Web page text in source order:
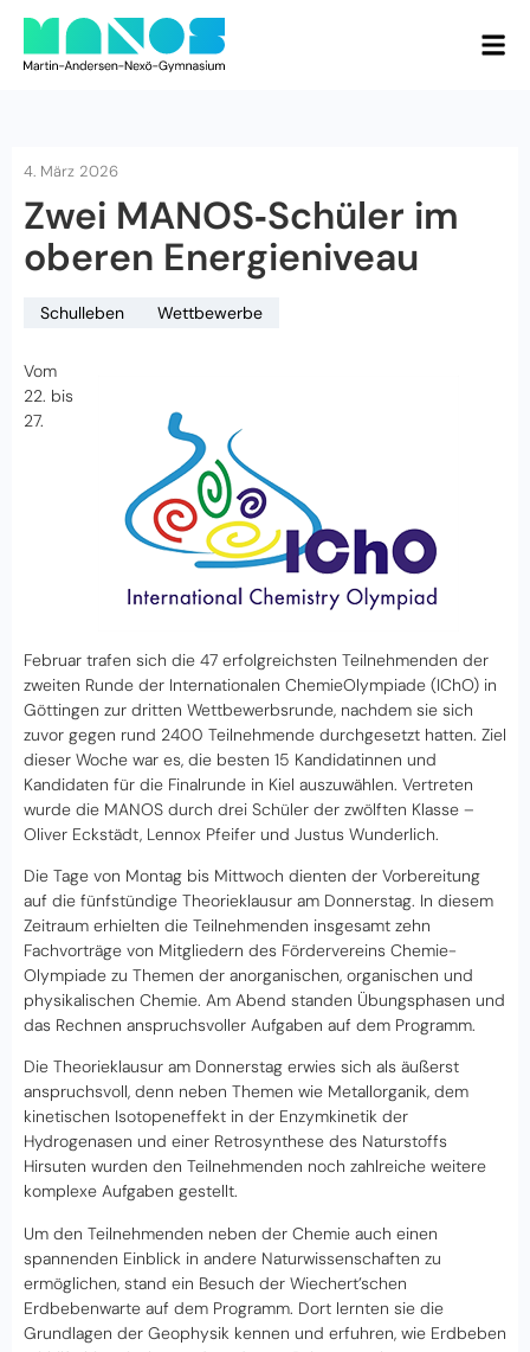
4. März 2026
Zwei MANOS‑Schüler im
oberen Energieniveau
Schulleben Wettbewerbe
Vom
22. bis
27.
Februar trafen sich die 47 erfolgreichsten Teilnehmenden der
zweiten Runde der Internationalen ChemieOlympiade (IChO) in
Göttingen zur dritten Wettbewerbsrunde, nachdem sie sich
zuvor gegen rund 2400 Teilnehmende durchgesetzt hatten. Ziel
dieser Woche war es, die besten 15 Kandidatinnen und
Kandidaten für die Finalrunde in Kiel auszuwählen. Vertreten
wurde die MANOS durch drei Schüler der zwölften Klasse –
Oliver Eckstädt, Lennox Pfeifer und Justus Wunderlich.
Die Tage von Montag bis Mittwoch dienten der Vorbereitung
auf die fünfstündige Theorieklausur am Donnerstag. In diesem
Zeitraum erhielten die Teilnehmenden insgesamt zehn
Fachvorträge von Mitgliedern des Fördervereins Chemie-
Olympiade zu Themen der anorganischen, organischen und
physikalischen Chemie. Am Abend standen Übungsphasen und
das Rechnen anspruchsvoller Aufgaben auf dem Programm.
Die Theorieklausur am Donnerstag erwies sich als äußerst
anspruchsvoll, denn neben Themen wie Metallorganik, dem
kinetischen Isotopeneffekt in der Enzymkinetik der
Hydrogenasen und einer Retrosynthese des Naturstoffs
Hirsuten wurden den Teilnehmenden noch zahlreiche weitere
komplexe Aufgaben gestellt.
Um den Teilnehmenden neben der Chemie auch einen
spannenden Einblick in andere Naturwissenschaften zu
ermöglichen, stand ein Besuch der Wiechert’schen
Erdbebenwarte auf dem Programm. Dort lernten sie die
Grundlagen der Geophysik kennen und erfuhren, wie Erdbeben